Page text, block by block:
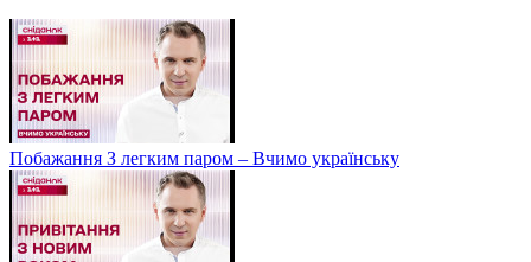
Побажання З легким паром – Вчимо українську